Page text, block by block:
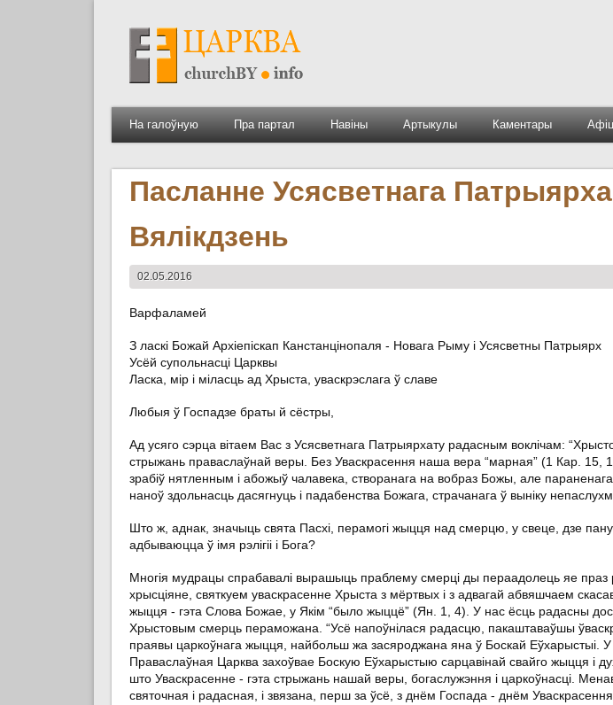
На галоўную Пра партал Навіны Артыкулы Каментары
Пасланне Усясветнага
Вялікдзень
02.05.2016
Варфаламей
З ласкі Божай Архіепіскап Канстанцінопаля - Новага Рыму і Усясветны Патрыярх
Усёй супольнасці Царквы
Ласка, мір і міласць ад Хрыста, уваскрэслага ў славе
Любыя ў Госпадзе браты й сёстры,
Ад усяго сэрца вітаем Вас з Усясветнага Патрыярхату радасным воклічам:
стрыжань праваслаўнай веры. Без Уваскрасення наша вера “марная” (1 Кар. 15,
зрабіў нятленным і абожыў чалавека, створанага на вобраз Божы, але
наноў здольнасць дасягнуць і падабенства Божага, страчанага ў выніку
Што ж, аднак, значыць свята Пасхі, перамогі жыцця над смерцю, у свеце, дзе
адбываюцца ў імя рэлігіі і Бога?
Многія мудрацы спрабавалі вырашыць праблему смерці ды пераадолець яе
хрысціяне, святкуем уваскрасенне Хрыста з мёртвых і з адвагай абвяшчаем
жыцця - гэта Слова Божае, у Якім “было жыццё” (Ян. 1, 4). У нас ёсць радасны
Хрыстовым смерць пераможана. “Усё напоўнілася радасцю, пакаштаваўшы
праявы царкоўнага жыцця, найбольш жа засяроджана яна ў Боскай Еўхарыстыі. У
Праваслаўная Царква захоўвае Боскую Еўхарыстыю сарцавінай свайго жыцця і
што Уваскрасенне - гэта стрыжань нашай веры, богаслужэння і царкоўнасці.
святочная і радасная, і звязана, перш за ўсё, з днём Госпада - днём Уваскрасення.